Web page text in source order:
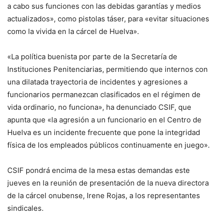
a cabo sus funciones con las debidas garantías y medios
actualizados», como pistolas táser, para «evitar situaciones
como la vivida en la cárcel de Huelva».
«La política buenista por parte de la Secretaría de
Instituciones Penitenciarias, permitiendo que internos con
una dilatada trayectoria de incidentes y agresiones a
funcionarios permanezcan clasificados en el régimen de
vida ordinario, no funciona», ha denunciado CSIF, que
apunta que «la agresión a un funcionario en el Centro de
Huelva es un incidente frecuente que pone la integridad
física de los empleados públicos continuamente en juego».
CSIF pondrá encima de la mesa estas demandas este
jueves en la reunión de presentación de la nueva directora
de la cárcel onubense, Irene Rojas, a los representantes
sindicales.